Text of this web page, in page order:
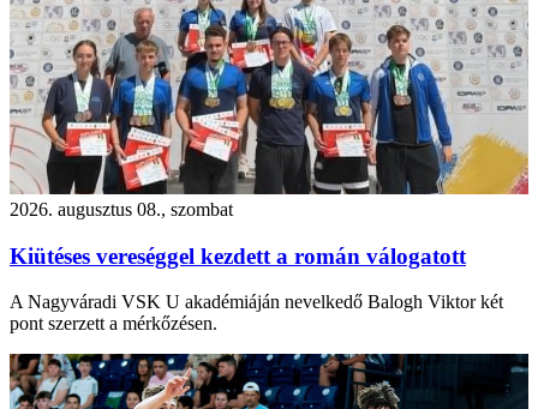
2026. augusztus 08., szombat
Kiütéses vereséggel kezdett a román válogatott
A Nagyváradi VSK U akadémiáján nevelkedő Balogh Viktor két
pont szerzett a mérkőzésen.